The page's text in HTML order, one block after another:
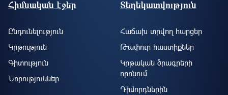
Հիմնական էջեր
Ընդունելություն
Կրթություն
Գիտություն
Նորություններ
Տեղեկատվություն
Հաճախ տրվող հարցեր
Թափուր հաստիքներ
Կրթական ծրագրերի
որոնում
Դիմորդներին